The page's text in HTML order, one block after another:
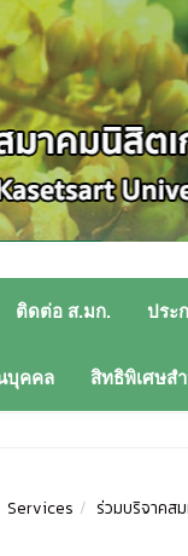
ติดต่อ ส.มก. ประ
บุคคล สิทธิพิเศษส
Services ร่วมบริจาคส